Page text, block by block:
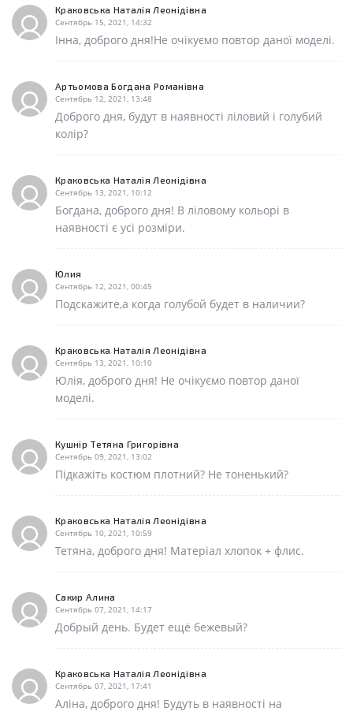
Краковська Наталія Леонідівна
Сентябрь 15, 2021, 14:32
Інна, доброго дня!Не очікуємо повтор даної моделі.
Артьомова Богдана Романівна
Сентябрь 12, 2021, 13:48
Доброго дня, будут в наявності ліловий і голубий
колір?
Краковська Наталія Леонідівна
Сентябрь 13, 2021, 10:12
Богдана, доброго дня! В ліловому кольорі в
наявності є усі розміри.
Юлия
Сентябрь 12, 2021, 00:45
Подскажите,а когда голубой будет в наличии?
Краковська Наталія Леонідівна
Сентябрь 13, 2021, 10:10
Юлія, доброго дня! Не очікуємо повтор даної
моделі.
Кушнір Тетяна Григорівна
Сентябрь 09, 2021, 13:02
Підкажіть костюм плотний? Не тоненький?
Краковська Наталія Леонідівна
Сентябрь 10, 2021, 10:59
Тетяна, доброго дня! Матеріал хлопок + флис.
Сакир Алина
Сентябрь 07, 2021, 14:17
Добрый день. Будет ещё бежевый?
Краковська Наталія Леонідівна
Сентябрь 07, 2021, 17:41
Аліна, доброго дня! Будуть в наявності на